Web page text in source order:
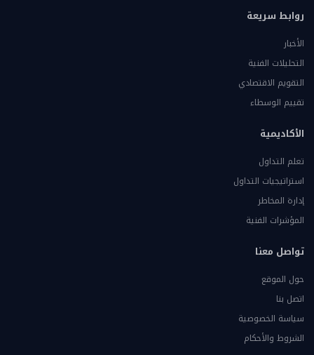
روابط سريعة
الأخبار
التحليلات الفنية
التقويم الاقتصادي
تقييم الوسطاء
الأكاديمية
تعلم التداول
استراتيجيات التداول
إدارة المخاطر
المؤشرات الفنية
تواصل معنا
حول الموقع
اتصل بنا
سياسة الخصوصية
الشروط والأحكام